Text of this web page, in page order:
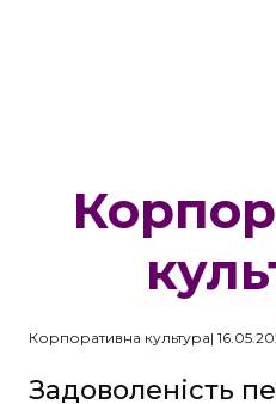
Корпоративна культура|
Задоволеність